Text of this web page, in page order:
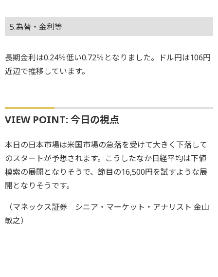
5.為替・金利等
長期金利は0.24％低い0.72％となりました。ドル円は106円
近辺で推移しています。
VIEW POINT: 今日の視点
本日の日本市場は米国市場の急落を受けて大きく下落して
のスタートが予想されます。こうしたなか日経平均は下値
模索の展開となりそうで、節目の16,500円を試すような展
開となりそうです。
（マネックス証券 シニア・マーケット・アナリスト 金山
敏之）